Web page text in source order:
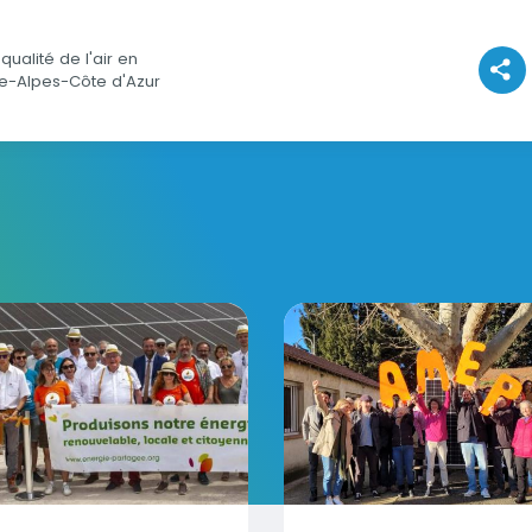
de l'air en
Alpes-Côte d'Azur
Voir
en région Sud
partagée : un courant qui passe bien en région
Visuel
L'AMEP, le partage
Visuel